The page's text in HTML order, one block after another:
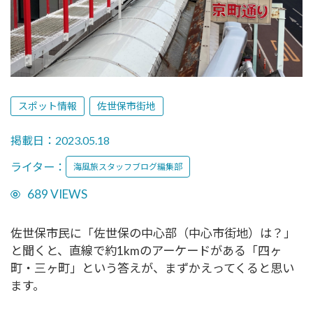
スポット情報 佐世保市街地
掲載日：2023.05.18
ライター：
海風旅スタッフブログ編集部
689 VIEWS
佐世保市民に「佐世保の中心部（中心市街地）は？」
と聞くと、直線で約1kmのアーケードがある「四ヶ
町・三ヶ町」という答えが、まずかえってくると思い
ます。